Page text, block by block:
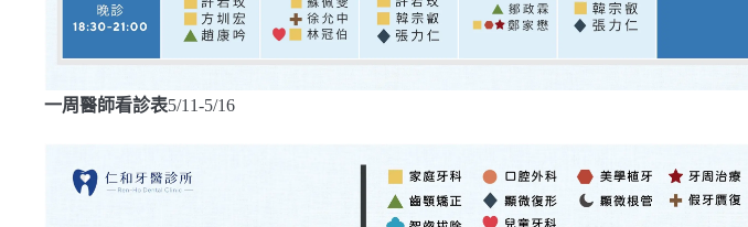
一周醫師看診表5/11-5/16